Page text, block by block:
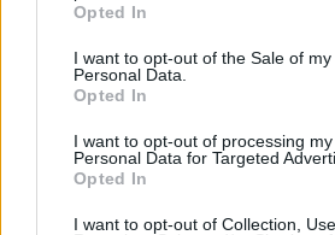
Opted In
I want to opt-out of the Sale of my
Personal Data.
Opted In
I want to opt-out of processing my
Personal Data for Targeted
Opted In
I want to opt-out of Collection, Use,
Διακοπές
Βάλια
παραλία
ΧΤΕΣ
καλοκαιρινές